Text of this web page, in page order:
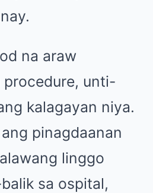
na araw
unti-
kalagayan niya.
pinagdaanan
linggo
sa ospital,